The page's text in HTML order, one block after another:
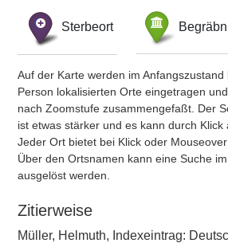
Sterbeort
Auf der Karte werden im
Person lokalisierten Orte eingetragen
nach Zoomstufe zusammengefaßt. Der
ist etwas stärker und es kann durch Klick
Jeder Ort bietet bei Klick oder
Über den Ortsnamen kann eine Suche
ausgelöst werden.
Zitierweise
Müller, Helmuth, Indexeintrag: